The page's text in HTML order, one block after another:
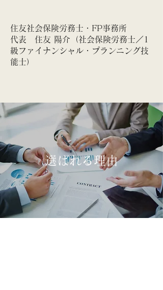
住友社会保険労務士・FP事務所
代表 住友 陽介（社会保険労務士／1
級ファイナンシャル・プランニング技
能士）
​選ばれる理由